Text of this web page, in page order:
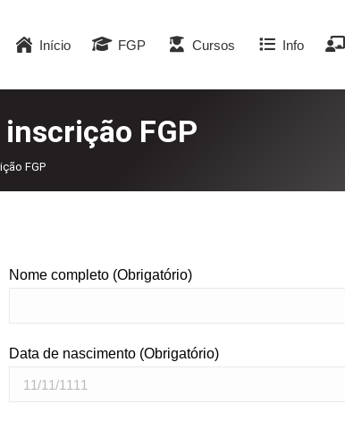
Início FGP Cursos Info
FGP
FGP
Nome completo (Obrigatório)
Data de nascimento (Obrigatório)
ferramentas